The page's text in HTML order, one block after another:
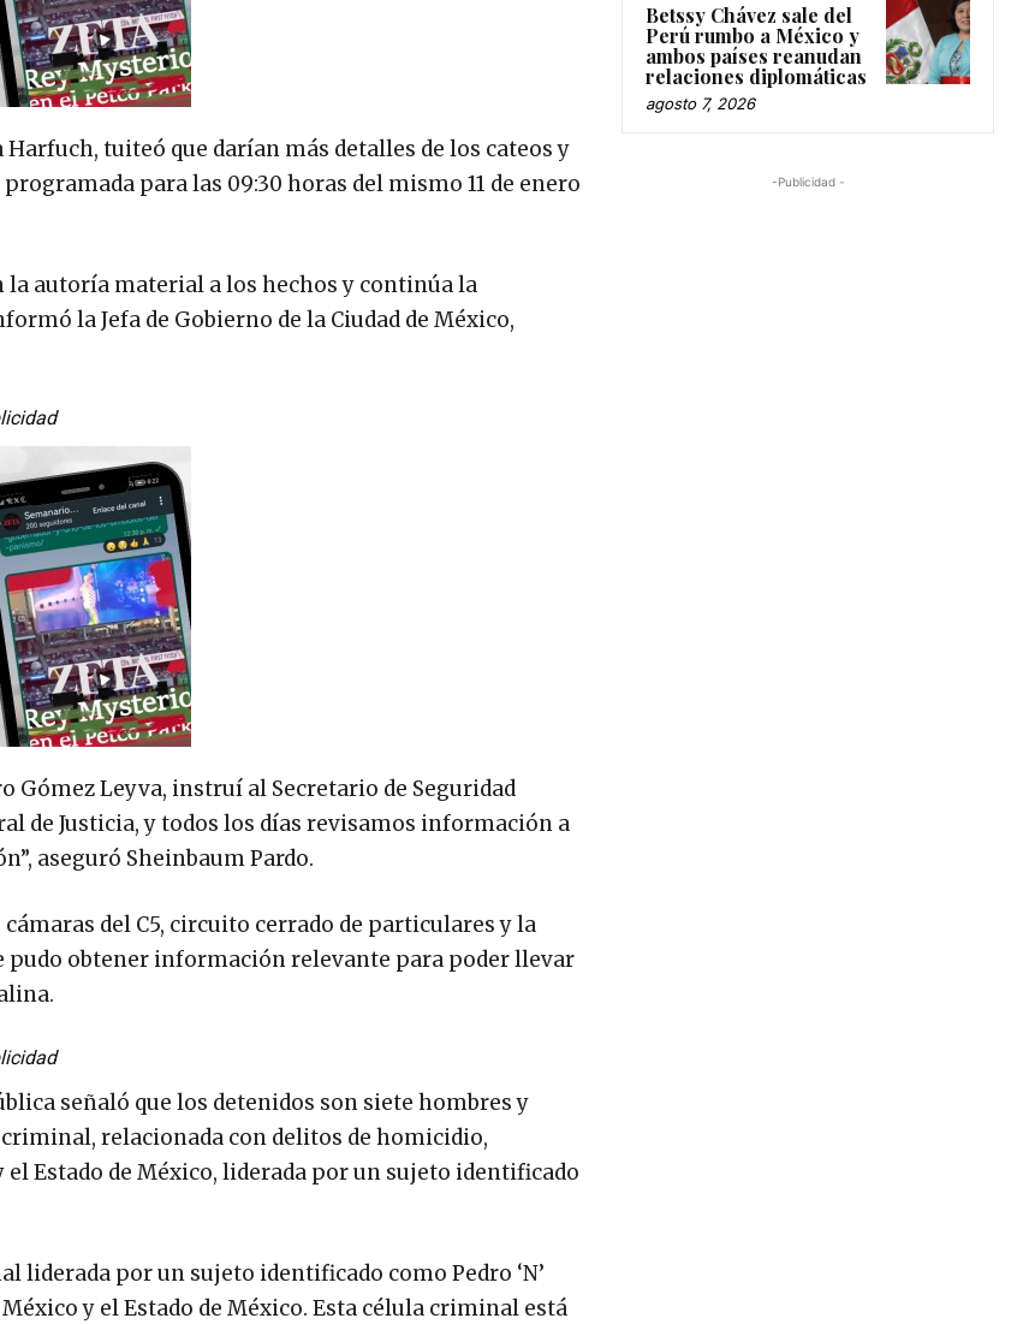
tuiteó que darían más detalles de los cateos y
para las 09:30 horas del mismo 11 de enero
la autoría material a los hechos y continúa la
la Jefa de Gobierno de la Ciudad de México,
Gómez Leyva, instruí al Secretario de Seguridad
de Justicia, y todos los días revisamos información a
aseguró Sheinbaum Pardo.
del C5, circuito cerrado de particulares y la
pudo obtener información relevante para poder llevar
señaló que los detenidos son siete hombres y
relacionada con delitos de homicidio,
Estado de México, liderada por un sujeto identificado
liderada por un sujeto identificado como Pedro ‘N’
y el Estado de México. Esta célula criminal está
Betssy Chávez sale del
Perú rumbo a México y
ambos países reanudan
relaciones diplomáticas
agosto 7, 2026
-Publicidad -